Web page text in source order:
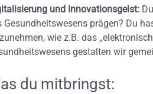
und Innovationsgeist:
Gesundheitswesens prägen? Du
wie z.B. das
gestalten wir
du mitbringst: